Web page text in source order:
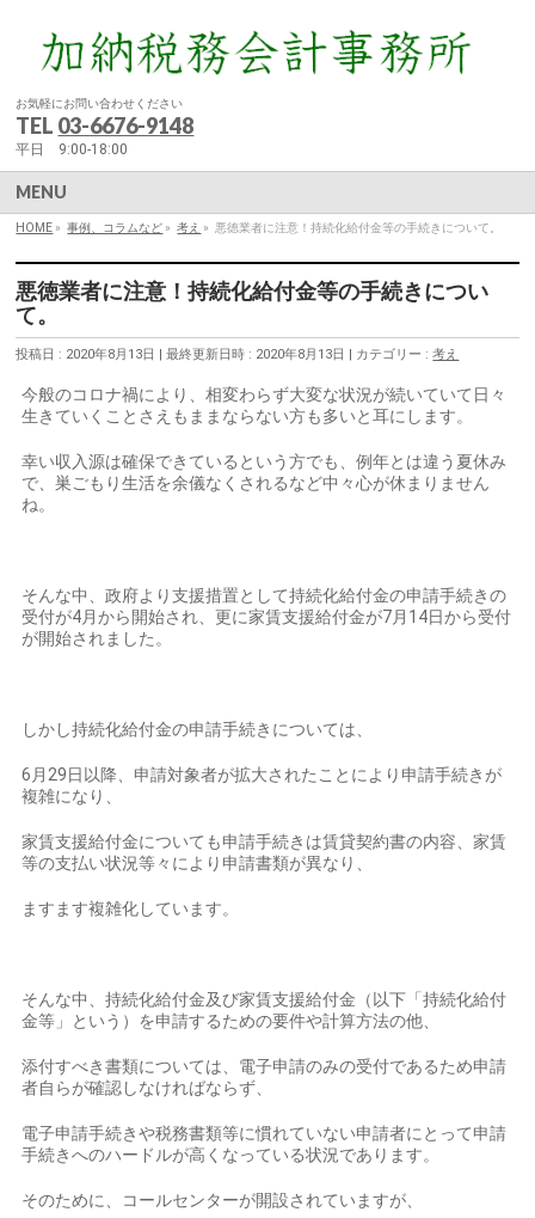
お気軽にお問い合わせください
TEL 03-6676-9148
平日 9:00-18:00
MENU
HOME » 事例、コラムなど » 考え » 悪徳業者に注意！持続化給付金等の手続きについて。
悪徳業者に注意！持続化給付金等の手続きについ
て。
投稿日 : 2020年8月13日 最終更新日時 : 2020年8月13日 カテゴリー :考え
今般のコロナ禍により、相変わらず大変な状況が続いていて日々
生きていくことさえもままならない方も多いと耳にします。
幸い収入源は確保できているという方でも、例年とは違う夏休み
で、巣ごもり生活を余儀なくされるなど中々心が休まりません
ね。
そんな中、政府より支援措置として持続化給付金の申請手続きの
受付が4月から開始され、更に家賃支援給付金が7月14日から受付
が開始されました。
しかし持続化給付金の申請手続きについては、
6月29日以降、申請対象者が拡大されたことにより申請手続きが
複雑になり、
家賃支援給付金についても申請手続きは賃貸契約書の内容、家賃
等の支払い状況等々により申請書類が異なり、
ますます複雑化しています。
そんな中、持続化給付金及び家賃支援給付金（以下「持続化給付
金等」という）を申請するための要件や計算方法の他、
添付すべき書類については、電子申請のみの受付であるため申請
者自らが確認しなければならず、
電子申請手続きや税務書類等に慣れていない申請者にとって申請
手続きへのハードルが高くなっている状況であります。
そのために、コールセンターが開設されていますが、